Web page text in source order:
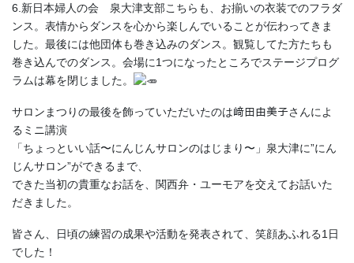
6.新日本婦人の会 泉大津支部こちらも、お揃いの衣装でのフラダ
ンス。表情からダンスを心から楽しんでいることが伝わってきま
した。最後には他団体も巻き込みのダンス。観覧してた方たちも
巻き込んでのダンス。会場に1つになったところでステージプログ
ラムは幕を閉じました。
サロンまつりの最後を飾っていただいたのは﨑田由美子さんによ
るミニ講演
「ちょっといい話〜にんじんサロンのはじまり〜」泉大津に”にん
じんサロン”ができるまで、
できた当初の貴重なお話を、関西弁・ユーモアを交えてお話いた
だきました。
皆さん、日頃の練習の成果や活動を発表されて、笑顔あふれる1日
でした！